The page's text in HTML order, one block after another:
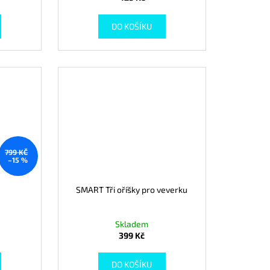
DO KOŠÍKU
799 KČ
–15 %
SMART Tři oříšky pro veverku
Skladem
399 Kč
DO KOŠÍKU